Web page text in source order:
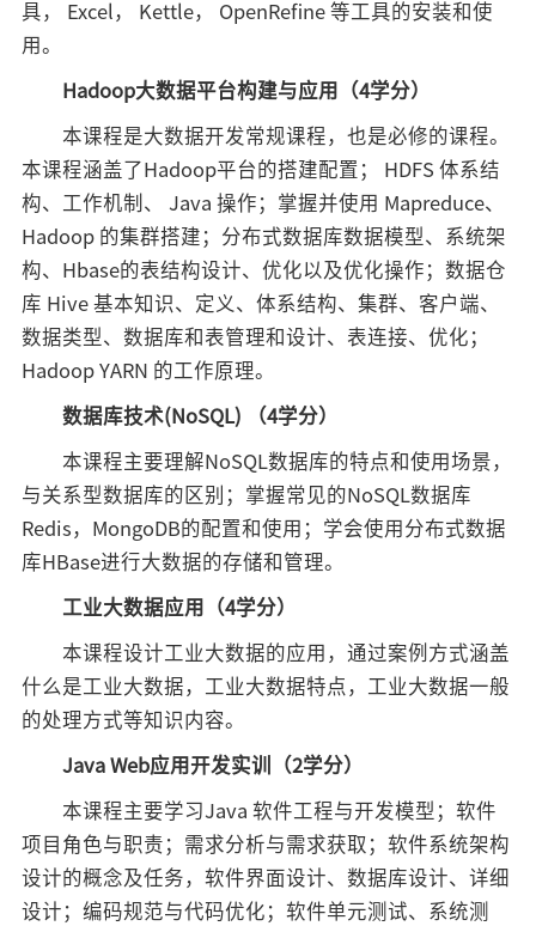
具， Excel， Kettle， OpenRefine 等工具的安装和使
用。
Hadoop大数据平台构建与应用（4学分）
本课程是大数据开发常规课程，也是必修的课程。
本课程涵盖了Hadoop平台的搭建配置； HDFS 体系结
构、工作机制、 Java 操作；掌握并使用 Mapreduce、
Hadoop 的集群搭建；分布式数据库数据模型、系统架
构、Hbase的表结构设计、优化以及优化操作；数据仓
库 Hive 基本知识、定义、体系结构、集群、客户端、
数据类型、数据库和表管理和设计、表连接、优化；
Hadoop YARN 的工作原理。
数据库技术(NoSQL) （4学分）
本课程主要理解NoSQL数据库的特点和使用场景，
与关系型数据库的区别；掌握常见的NoSQL数据库
Redis，MongoDB的配置和使用；学会使用分布式数据
库HBase进行大数据的存储和管理。
工业大数据应用（4学分）
本课程设计工业大数据的应用，通过案例方式涵盖
什么是工业大数据，工业大数据特点，工业大数据一般
的处理方式等知识内容。
Java Web应用开发实训（2学分）
本课程主要学习Java 软件工程与开发模型；软件
项目角色与职责；需求分析与需求获取；软件系统架构
设计的概念及任务，软件界面设计、数据库设计、详细
设计；编码规范与代码优化；软件单元测试、系统测